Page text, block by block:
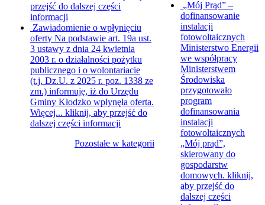
przejść do dalszej części
informacji
Zawiadomienie o wpłynięciu
oferty Na podstawie art. 19a ust.
3 ustawy z dnia 24 kwietnia
2003 r. o działalności pożytku
publicznego i o wolontariacie
(t.j. Dz.U. z 2025 r. poz. 1338 ze
zm.) informuję, iż do Urzędu
Gminy Kłodzko wpłynęła oferta.
Więcej... kliknij, aby przejść do
dalszej części informacji
Pozostałe w kategorii
„Mój Prąd” –
dofinansowanie
instalacji
fotowoltaicznych
Ministerstwo Energii
we współpracy
Ministerstwem
Środowiska
przygotowało
program
dofinansowania
instalacji
fotowoltaicznych
„Mój prąd”,
skierowany do
gospodarstw
domowych. kliknij,
aby przejść do
dalszej części